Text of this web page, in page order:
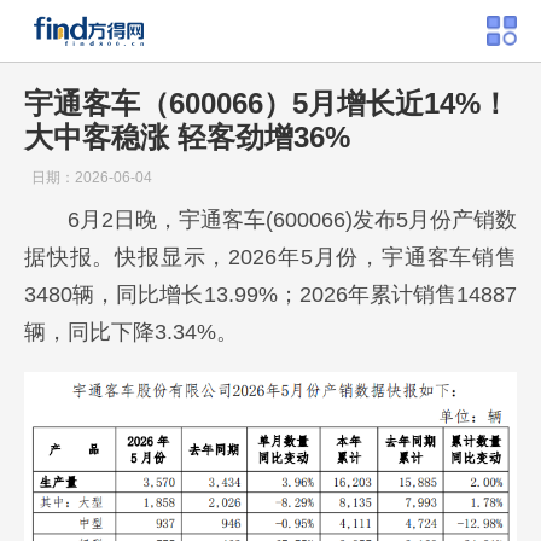
宇通客车（600066）5月增长近14%！
大中客稳涨 轻客劲增36%
日期：2026-06-04
6月2日晚，宇通客车(600066)发布5月份产销数
据快报。快报显示，2026年5月份，宇通客车销售
3480辆，同比增长13.99%；2026年累计销售14887
辆，同比下降3.34%。